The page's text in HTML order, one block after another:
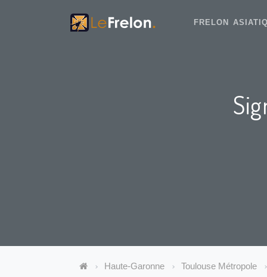
FRELON
Haute-Garonne Toulouse Métropole